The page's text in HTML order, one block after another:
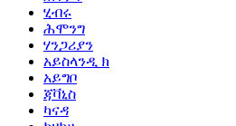
ሂብሩ
ሕሞንግ
ሃንጋሪያን
አይስላንዲ ክ
አይግቦ
ጃቫኒስ
ካናዳ